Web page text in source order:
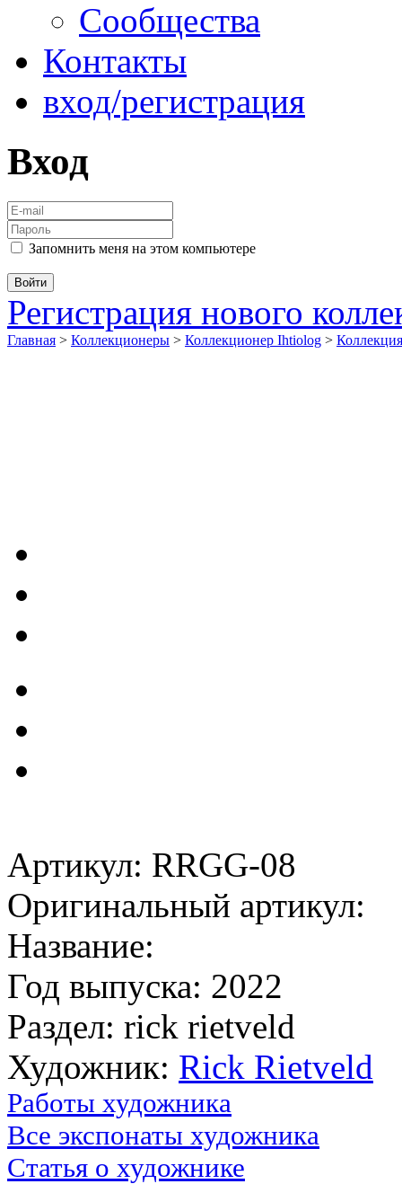
Сообщества
Контакты
вход/регистрация
Вход
Запомнить меня на этом компьютере
Регистрация нового
Главная > Коллекционеры > Коллекционер Ihtiolog >
Артикул: RRGG-08
Оригинальный артикул:
Название:
Год выпуска: 2022
Раздел: rick rietveld
Художник: Rick Rietveld
Работы художника
Все экспонаты художника
Статья о художнике